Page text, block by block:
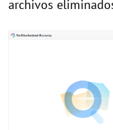
archivos